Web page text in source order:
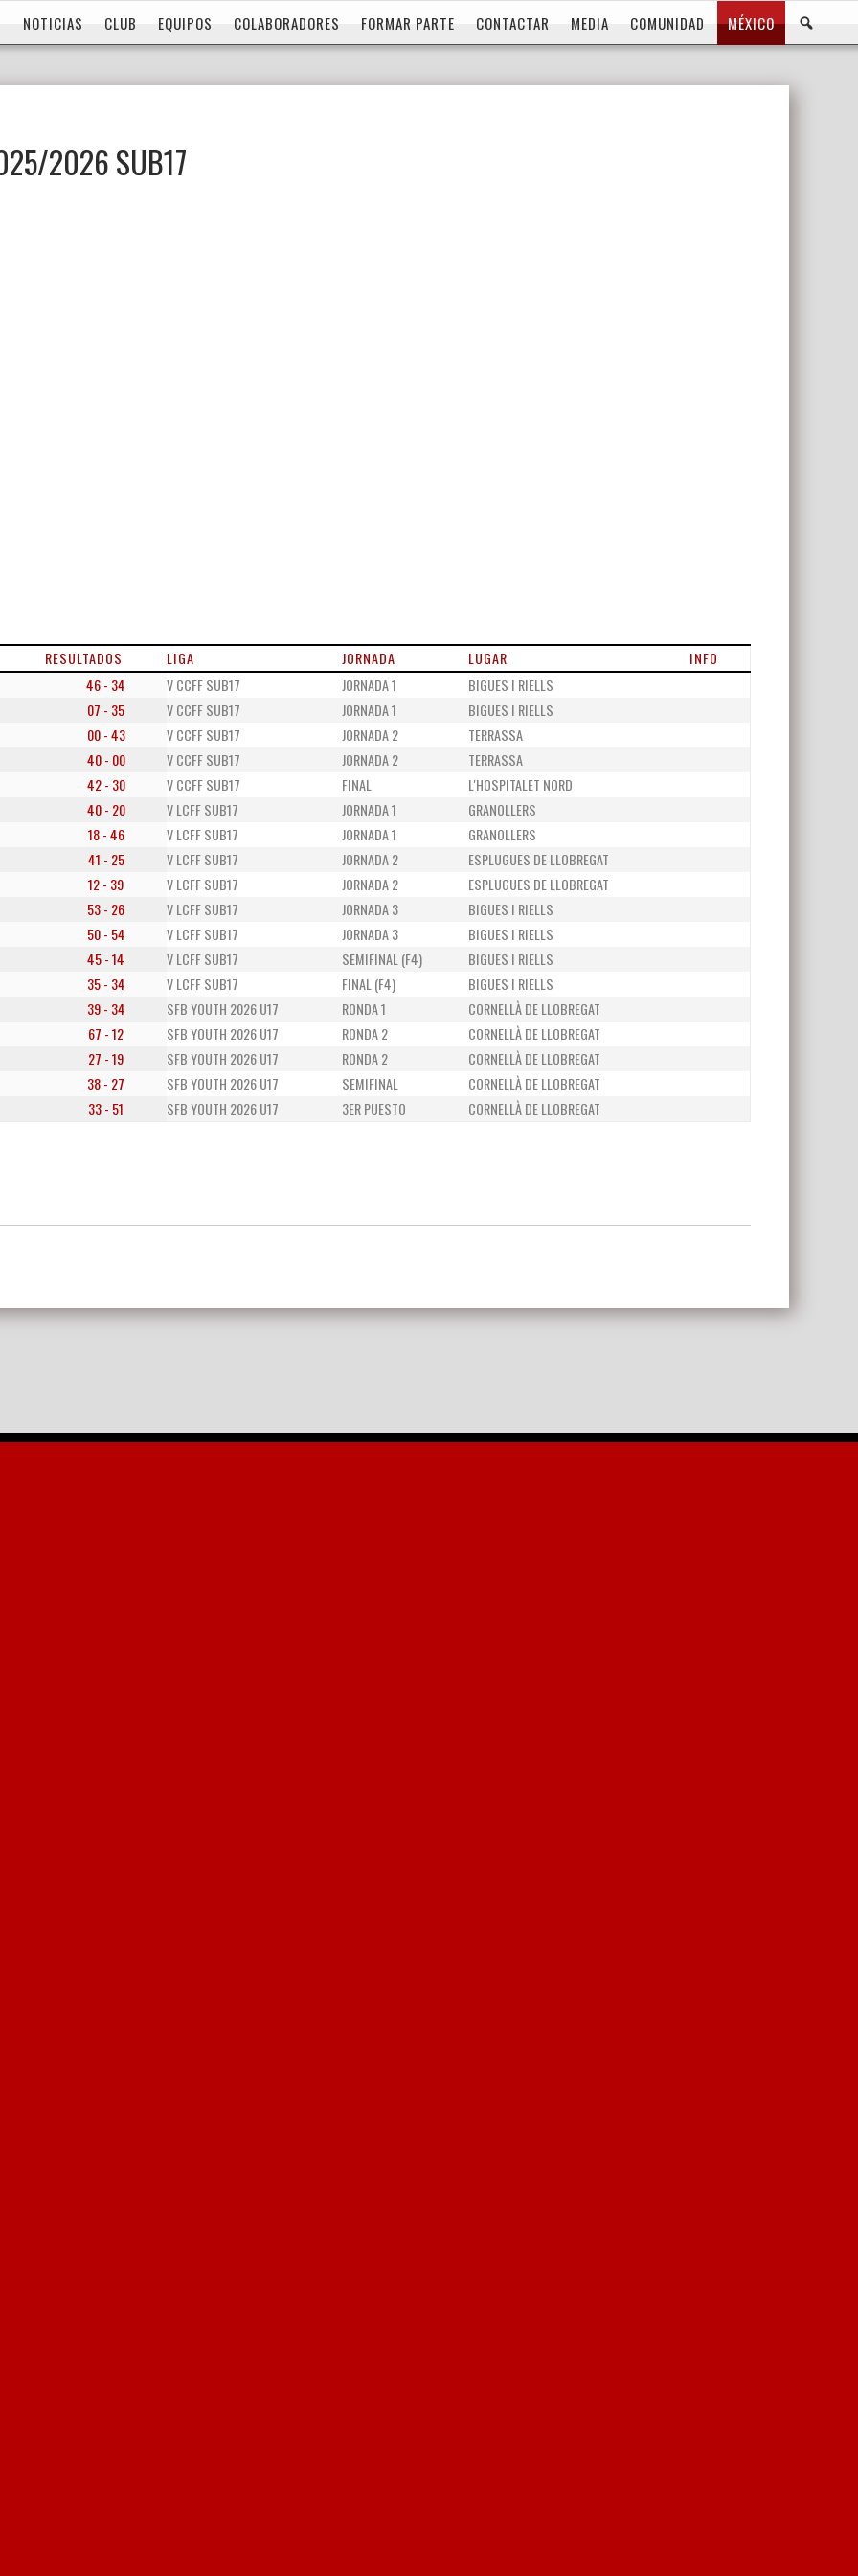
NOTICIAS CLUB EQUIPOS COLABORADORES FORMAR PARTE CONTACTAR MEDIA COMUNIDAD MÉXICO
2026 SUB17
RESULTADOS LIGA JORNADA LUGAR
INFO
46 - 34 V CCFF SUB17 JORNADA 1
BIGUES I RIELLS
07 - 35 V CCFF SUB17 JORNADA 1
BIGUES I RIELLS
00 - 43 V CCFF SUB17 JORNADA 2
TERRASSA
40 - 00 V CCFF SUB17 JORNADA 2
TERRASSA
42 - 30 V CCFF SUB17 FINAL
L'HOSPITALET NORD
40 - 20 V LCFF SUB17 JORNADA 1
GRANOLLERS
18 - 46 V LCFF SUB17 JORNADA 1
GRANOLLERS
41 - 25 V LCFF SUB17 JORNADA 2
ESPLUGUES DE LLOBREGAT
12 - 39 V LCFF SUB17 JORNADA 2
ESPLUGUES DE LLOBREGAT
53 - 26 V LCFF SUB17 JORNADA 3
BIGUES I RIELLS
50 - 54 V LCFF SUB17 JORNADA 3
BIGUES I RIELLS
45 - 14 V LCFF SUB17 SEMIFINAL (F4)
BIGUES I RIELLS
35 - 34 V LCFF SUB17 FINAL (F4)
BIGUES I RIELLS
39 - 34 SFB YOUTH 2026 U17 RONDA 1
CORNELLÀ DE LLOBREGAT
67 - 12 SFB YOUTH 2026 U17 RONDA 2
CORNELLÀ DE LLOBREGAT
27 - 19 SFB YOUTH 2026 U17 RONDA 2
CORNELLÀ DE LLOBREGAT
38 - 27 SFB YOUTH 2026 U17 SEMIFINAL
CORNELLÀ DE LLOBREGAT
33 - 51 SFB YOUTH 2026 U17 3ER PUESTO CORNELLÀ DE LLOBREGAT